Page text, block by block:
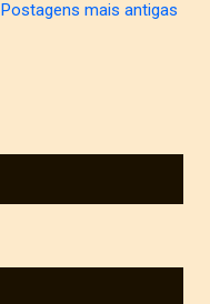
Postagens mais antigas